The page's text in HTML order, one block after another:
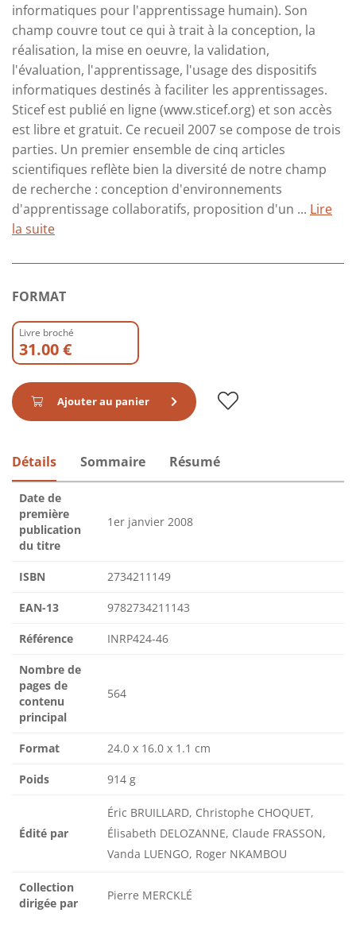
informatiques pour l'apprentissage humain). Son
champ couvre tout ce qui à trait à la conception, la
réalisation, la mise en oeuvre, la validation,
l'évaluation, l'apprentissage, l'usage des dispositifs
informatiques destinés à faciliter les apprentissages.
Sticef est publié en ligne (www.sticef.org) et son accès
est libre et gratuit. Ce recueil 2007 se compose de trois
parties. Un premier ensemble de cinq articles
scientifiques reflète bien la diversité de notre champ
de recherche : conception d'environnements
d'apprentissage collaboratifs, proposition d'un ... Lire
la suite
FORMAT
Livre broché
31.00 €
Ajouter au panier
Détails Sommaire Résumé
Date de
première
publication
du titre
1er janvier 2008
ISBN 2734211149
EAN-13 9782734211143
Référence INRP424-46
Nombre de
pages de
contenu
principal
564
Format 24.0 x 16.0 x 1.1 cm
Poids 914 g
Édité par
Éric BRUILLARD, Christophe CHOQUET,
Élisabeth DELOZANNE, Claude FRASSON,
Vanda LUENGO, Roger NKAMBOU
Collection
dirigée par
Pierre MERCKLÉ